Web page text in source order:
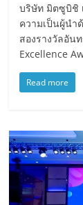
บริษัท มิตซูบิชิ
ความเป็นผู้นำ
สองรางวัลอัน
Excellence
Read more